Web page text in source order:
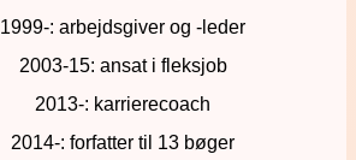
1999-: arbejdsgiver og -leder
2003-15: ansat i fleksjob
2013-: karrierecoach
2014-: forfatter til 13 bøger